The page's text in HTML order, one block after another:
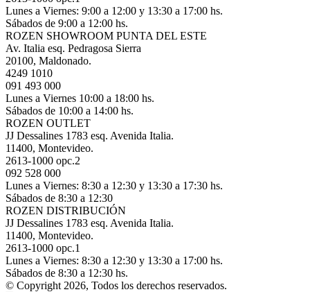
Lunes a Viernes: 9:00 a 12:00 y 13:30 a 17:00 hs.
Sábados de 9:00 a 12:00 hs.
ROZEN SHOWROOM PUNTA DEL ESTE
Av. Italia esq. Pedragosa Sierra
20100, Maldonado.
4249 1010
091 493 000
Lunes a Viernes 10:00 a 18:00 hs.
Sábados de 10:00 a 14:00 hs.
ROZEN OUTLET
JJ Dessalines 1783 esq. Avenida Italia.
11400, Montevideo.
2613-1000 opc.2
092 528 000
Lunes a Viernes: 8:30 a 12:30 y 13:30 a 17:30 hs.
Sábados de 8:30 a 12:30
ROZEN DISTRIBUCIÓN
JJ Dessalines 1783 esq. Avenida Italia.
11400, Montevideo.
2613-1000 opc.1
Lunes a Viernes: 8:30 a 12:30 y 13:30 a 17:00 hs.
Sábados de 8:30 a 12:30 hs.
© Copyright 2026, Todos los derechos reservados.